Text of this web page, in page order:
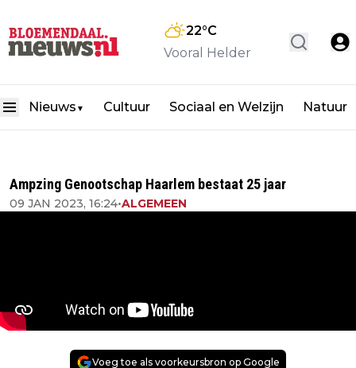
22°C
Vooral Helder
Nieuws ▼ Cultuur Sociaal en Welzijn Natuur
Ampzing Genootschap Haarlem bestaat 25 jaar
09 JAN 2023, 16:24•ALGEMEEN
Voeg toe als voorkeursbron op Google